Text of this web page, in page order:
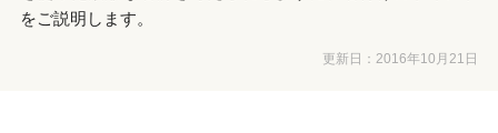
をご説明します。
更新日： 2016年10月21日